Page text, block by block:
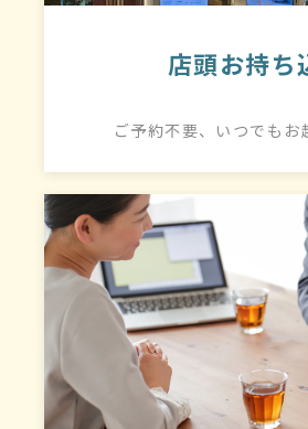
店頭お持ち
ご予約不要、いつでもお